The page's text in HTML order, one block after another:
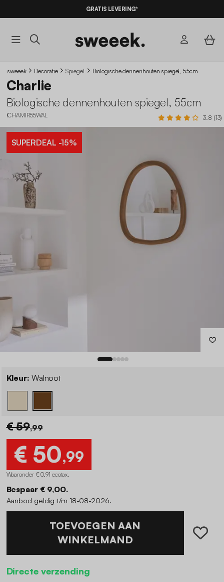
AANBIEDINGEN*MET DE CODE
GRATIS LEVERING*
sweeek Decoratie Spiegel Biologische dennenhouten spiegel, 55cm
Charlie
Biologische dennenhouten spiegel, 55cm
ICHAMIR55WAL 3.8 (13)
SUPERDEAL -15%
Kleur: Walnoot
€ 59,99
€ 50,99
Waaronder € 0,91 ecotax.
Bespaar € 9,00.
Aanbod geldig t/m 18-08-2026.
TOEVOEGEN AAN
WINKELMAND
Directe verzending